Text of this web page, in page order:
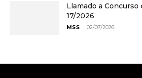
Llamado a Concurso
17/2026
MSS - 02/07/2026